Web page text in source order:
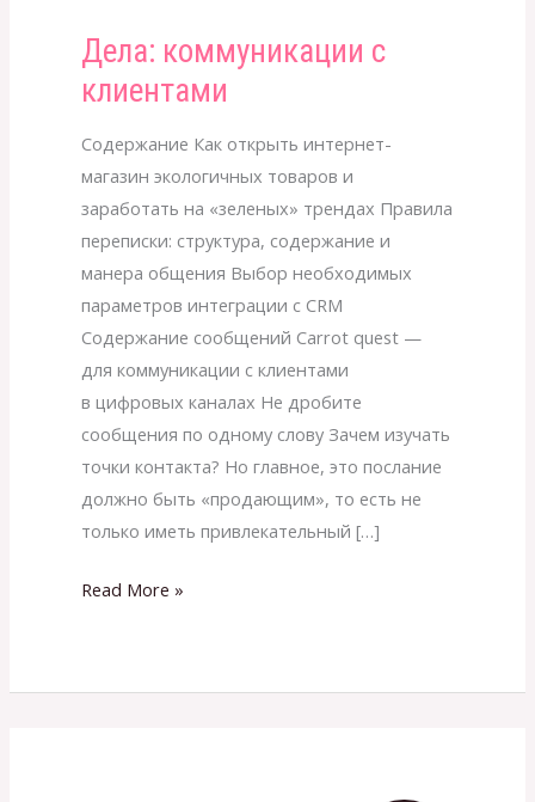
Дела: коммуникации с
клиентами
Содержание Как открыть интернет-
магазин экологичных товаров и
заработать на «зеленых» трендах Правила
переписки: структура, содержание и
манера общения Выбор необходимых
параметров интеграции с CRM
Содержание сообщений Carrot quest —
для коммуникации с клиентами
в цифровых каналах Не дробите
сообщения по одному слову Зачем изучать
точки контакта? Но главное, это послание
должно быть «продающим», то есть не
только иметь привлекательный […]
Дела:
коммуникации
клиентами
Read More »